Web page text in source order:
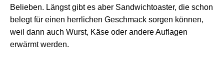
Belieben. Längst gibt es aber Sandwichtoaster, die schon
belegt für einen herrlichen Geschmack sorgen können,
weil dann auch Wurst, Käse oder andere Auflagen
erwärmt werden.